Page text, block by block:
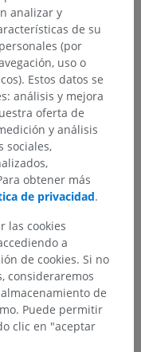
[Updated 2023
(FL): StatPearls
Neuroscience. 2nd
2001. The Trigeminal
from:
analizar y
de su
(por
uso o
Estos datos se
análisis y mejora
oferta de
y análisis
sociales,
obtener más
de privacidad.
las cookies
a
de cookies. Si no
consideraremos
de
Puede permitir
clic en "aceptar